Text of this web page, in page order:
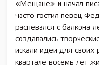
«Мещане» и начал
часто гостил певец
распевался с балкона
создавались
искали идеи для своих
квартале восемь лет